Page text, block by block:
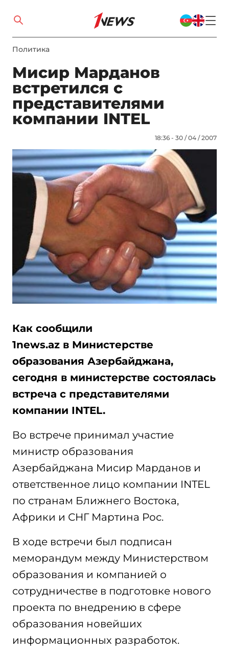
Политика
Мисир Марданов
встретился с
представителями
компании INTEL
18:36 - 30 / 04 / 2007
Как сообщили
1news.az в Министерстве
образования Азербайджана,
сегодня в министерстве состоялась
встреча с представителями
компании INTEL.
Во встрече принимал участие
министр образования
Азербайджана Мисир Марданов и
ответственное лицо компании INTEL
по странам Ближнего Востока,
Африки и СНГ Мартина Рос.
В ходе встречи был подписан
меморандум между Министерством
образования и компанией о
сотрудничестве в подготовке нового
проекта по внедрению в сфере
образования новейших
информационных разработок.